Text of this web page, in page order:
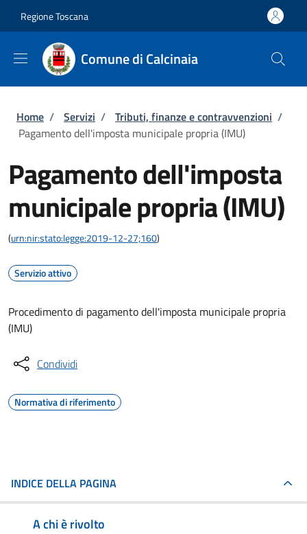
Regione Toscana
Comune di Calcinaia
Briciole di pane
Home / Servizi / Tributi, finanze e contravvenzioni /
Pagamento dell'imposta municipale propria (IMU)
Pagamento dell'imposta
municipale propria (IMU)
(urn:nir:stato:legge:2019-12-27;160)
Servizio attivo
Procedimento di pagamento dell'imposta municipale propria
(IMU)
Condividi
Normativa di riferimento
INDICE DELLA PAGINA
A chi è rivolto